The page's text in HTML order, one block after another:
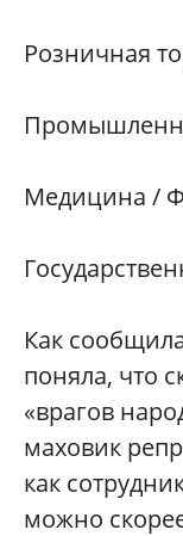
Розничная
Медицина /
Как
поняла, что
«врагов
маховик
как
можно